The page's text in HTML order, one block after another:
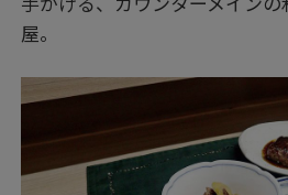
屋。